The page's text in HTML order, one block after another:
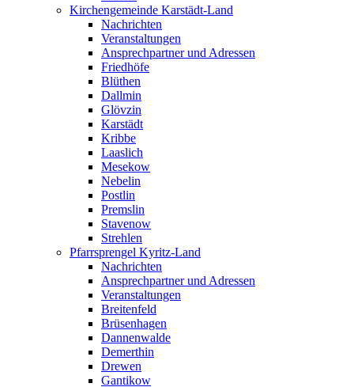
Kirchengemeinde Karstädt-Land
Nachrichten
Veranstaltungen
Ansprechpartner und Adressen
Friedhöfe
Blüthen
Dallmin
Glövzin
Karstädt
Kribbe
Laaslich
Mesekow
Nebelin
Postlin
Premslin
Stavenow
Strehlen
Pfarrsprengel Kyritz-Land
Nachrichten
Ansprechpartner und Adressen
Veranstaltungen
Breitenfeld
Brüsenhagen
Dannenwalde
Demerthin
Drewen
Gantikow